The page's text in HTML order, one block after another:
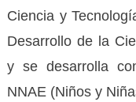
Ciencia y
Desarrollo de la
y se desarrolla
NNAE (Niños y